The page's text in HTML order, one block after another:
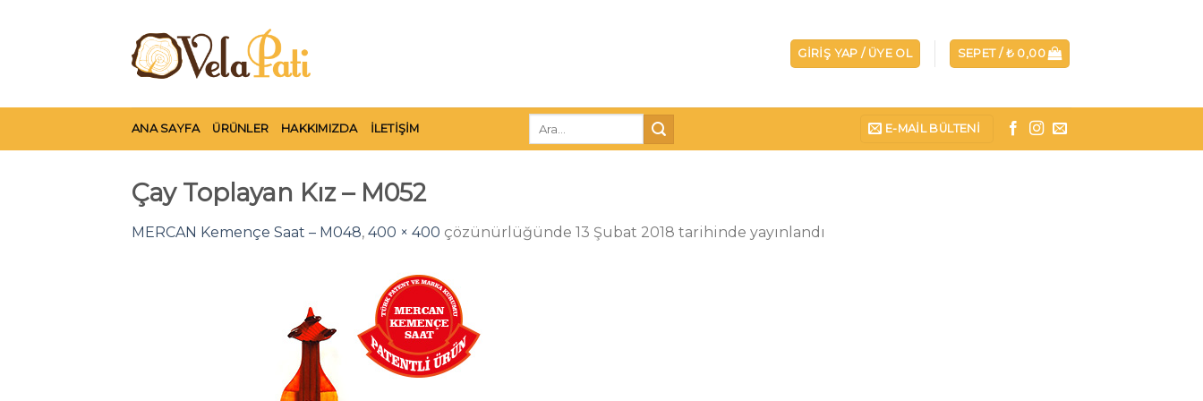
GIRIŞ YAP / ÜYE OL SEPET / ₺ 0,00
ANA SAYFA ÜRÜNLER HAKKIMIZDA İLETIŞIM E-MAIL BÜLTENI
Çay Toplayan Kız – M052
MERCAN Kemençe Saat – M048, 400 × 400 çözünürlüğünde 13 Şubat 2018 tarihinde yayınlandı